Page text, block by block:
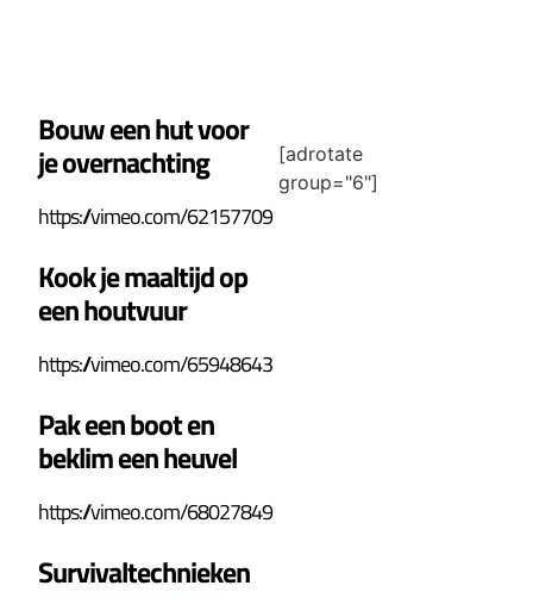
Bouw een hut voor
je overnachting
https://vimeo.com/62157709
Kook je maaltijd op
een houtvuur
https://vimeo.com/65948643
Pak een boot en
beklim een heuvel
https://vimeo.com/68027849
Survivaltechnieken
[adrotate
group="6"]